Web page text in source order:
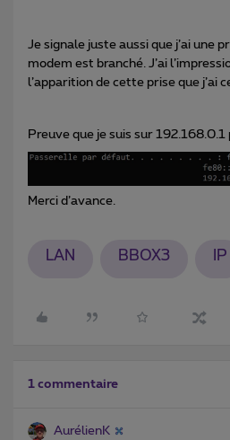
Je signale juste aussi que j’ai une
modem est branché. J’ai
l’apparition de cette prise que j’ai
Preuve que je suis sur
Merci d’avance.
LAN BBOX3 IP
1 commentaire
AurélienK